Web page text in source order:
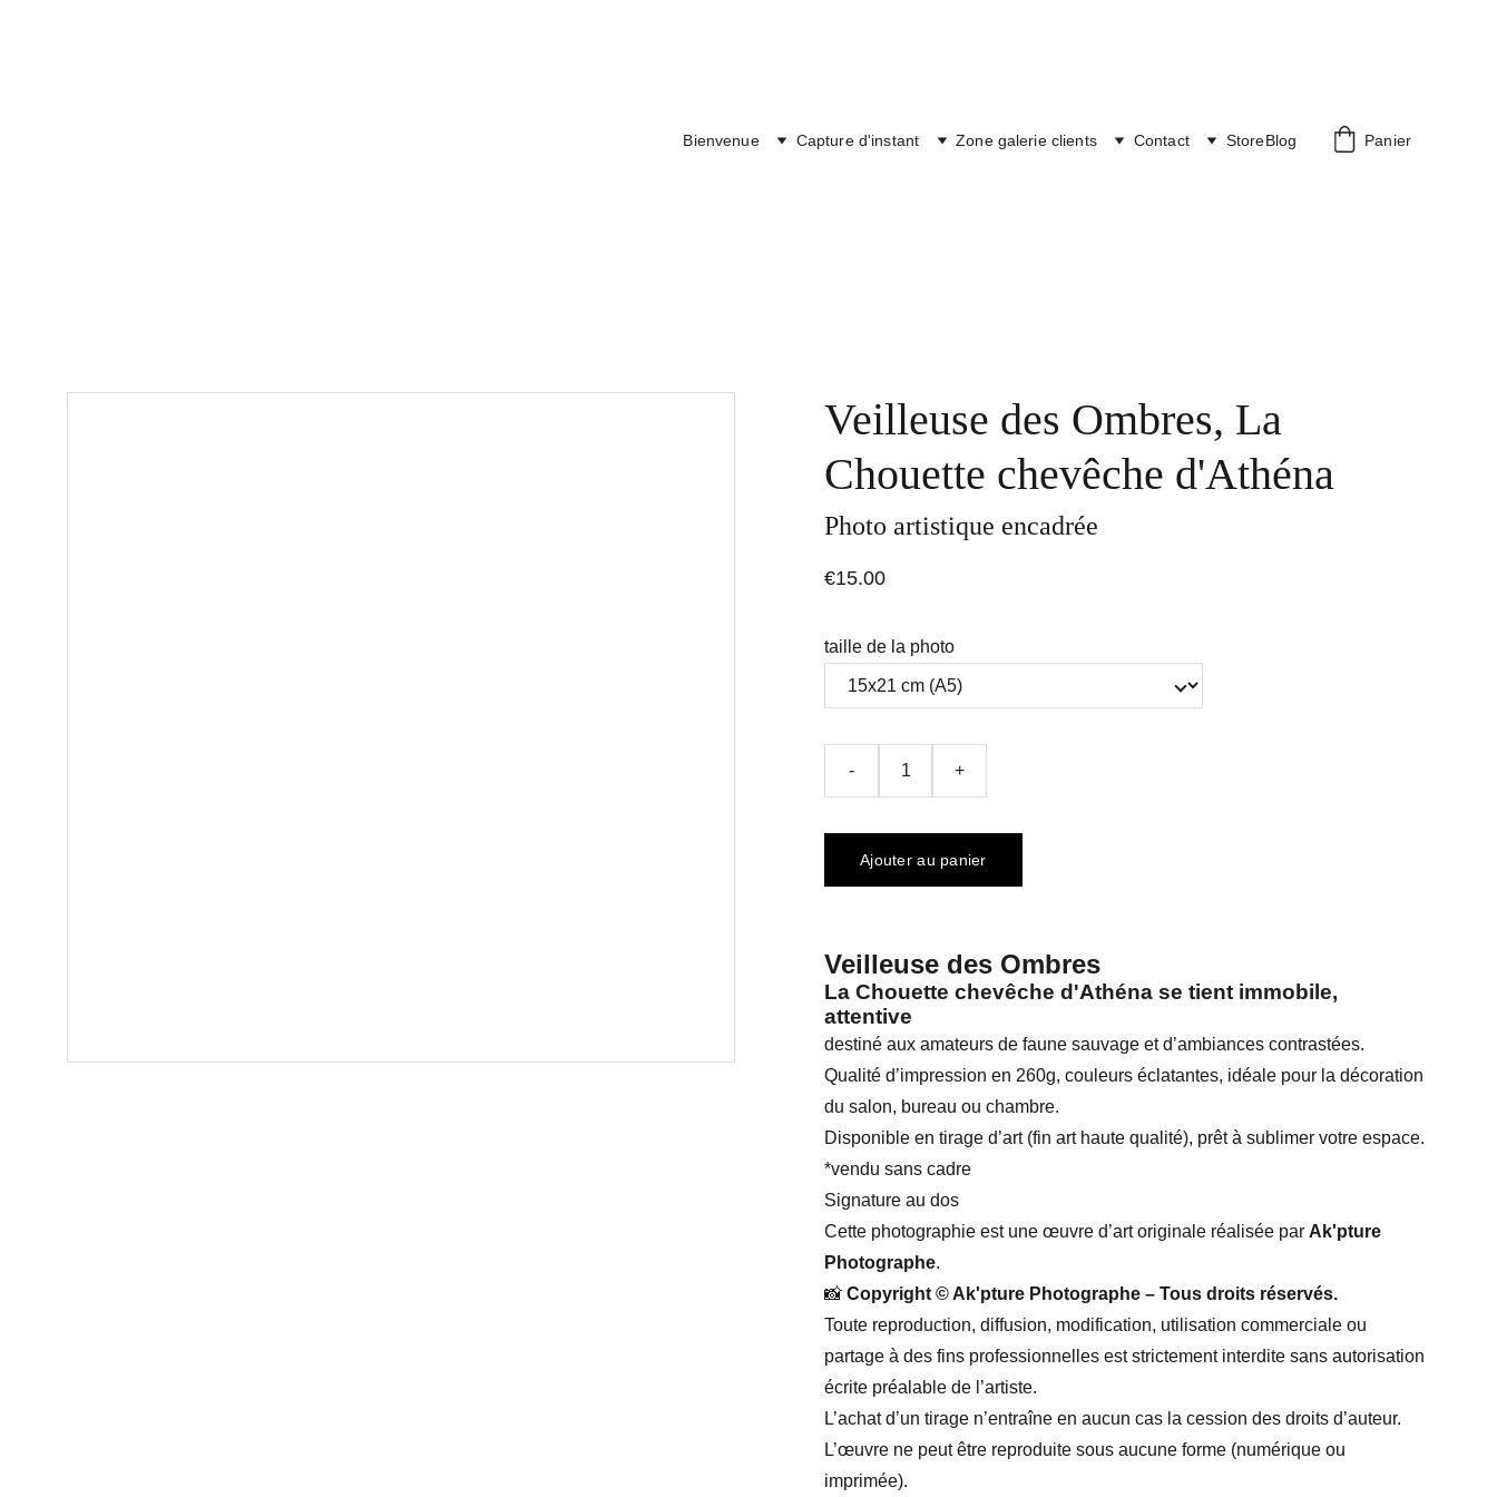
Bienvenue Capture d'instant Zone galerie clients Contact StoreBlog Panier
Veilleuse des Ombres, La
Chouette chevêche d'Athéna
Photo artistique encadrée
€15.00
taille de la photo
- +
Ajouter au panier
Veilleuse des Ombres
La Chouette chevêche d'Athéna se tient immobile,
attentive
destiné aux amateurs de faune sauvage et d’ambiances contrastées.
Qualité d’impression en 260g, couleurs éclatantes, idéale pour la décoration
du salon, bureau ou chambre.
Disponible en tirage d’art (fin art haute qualité), prêt à sublimer votre espace.
*vendu sans cadre
Signature au dos
Cette photographie est une œuvre d’art originale réalisée par Ak'pture
Photographe.
📸 Copyright © Ak'pture Photographe – Tous droits réservés.
Toute reproduction, diffusion, modification, utilisation commerciale ou
partage à des fins professionnelles est strictement interdite sans autorisation
écrite préalable de l’artiste.
L’achat d’un tirage n’entraîne en aucun cas la cession des droits d’auteur.
L’œuvre ne peut être reproduite sous aucune forme (numérique ou
imprimée).